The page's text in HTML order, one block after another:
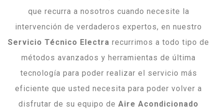
que recurra a nosotros cuando necesite la
intervención de verdaderos expertos, en nuestro
Servicio Técnico Electra recurrimos a todo tipo de
métodos avanzados y herramientas de última
tecnología para poder realizar el servicio más
eficiente que usted necesita para poder volver a
disfrutar de su equipo de Aire Acondicionado